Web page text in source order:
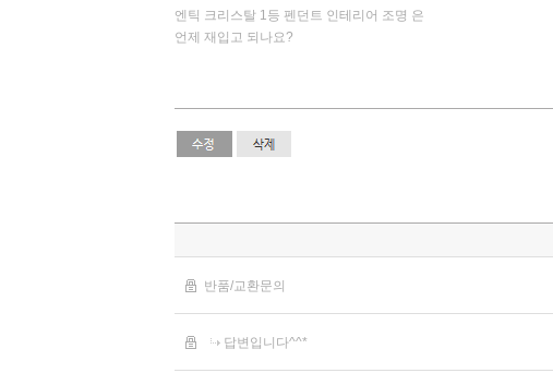
엔틱 크리스탈 1등 펜던트 인테리어 조명 은
언제 재입고 되나요?
반품/교환문의
답변입니다^^*